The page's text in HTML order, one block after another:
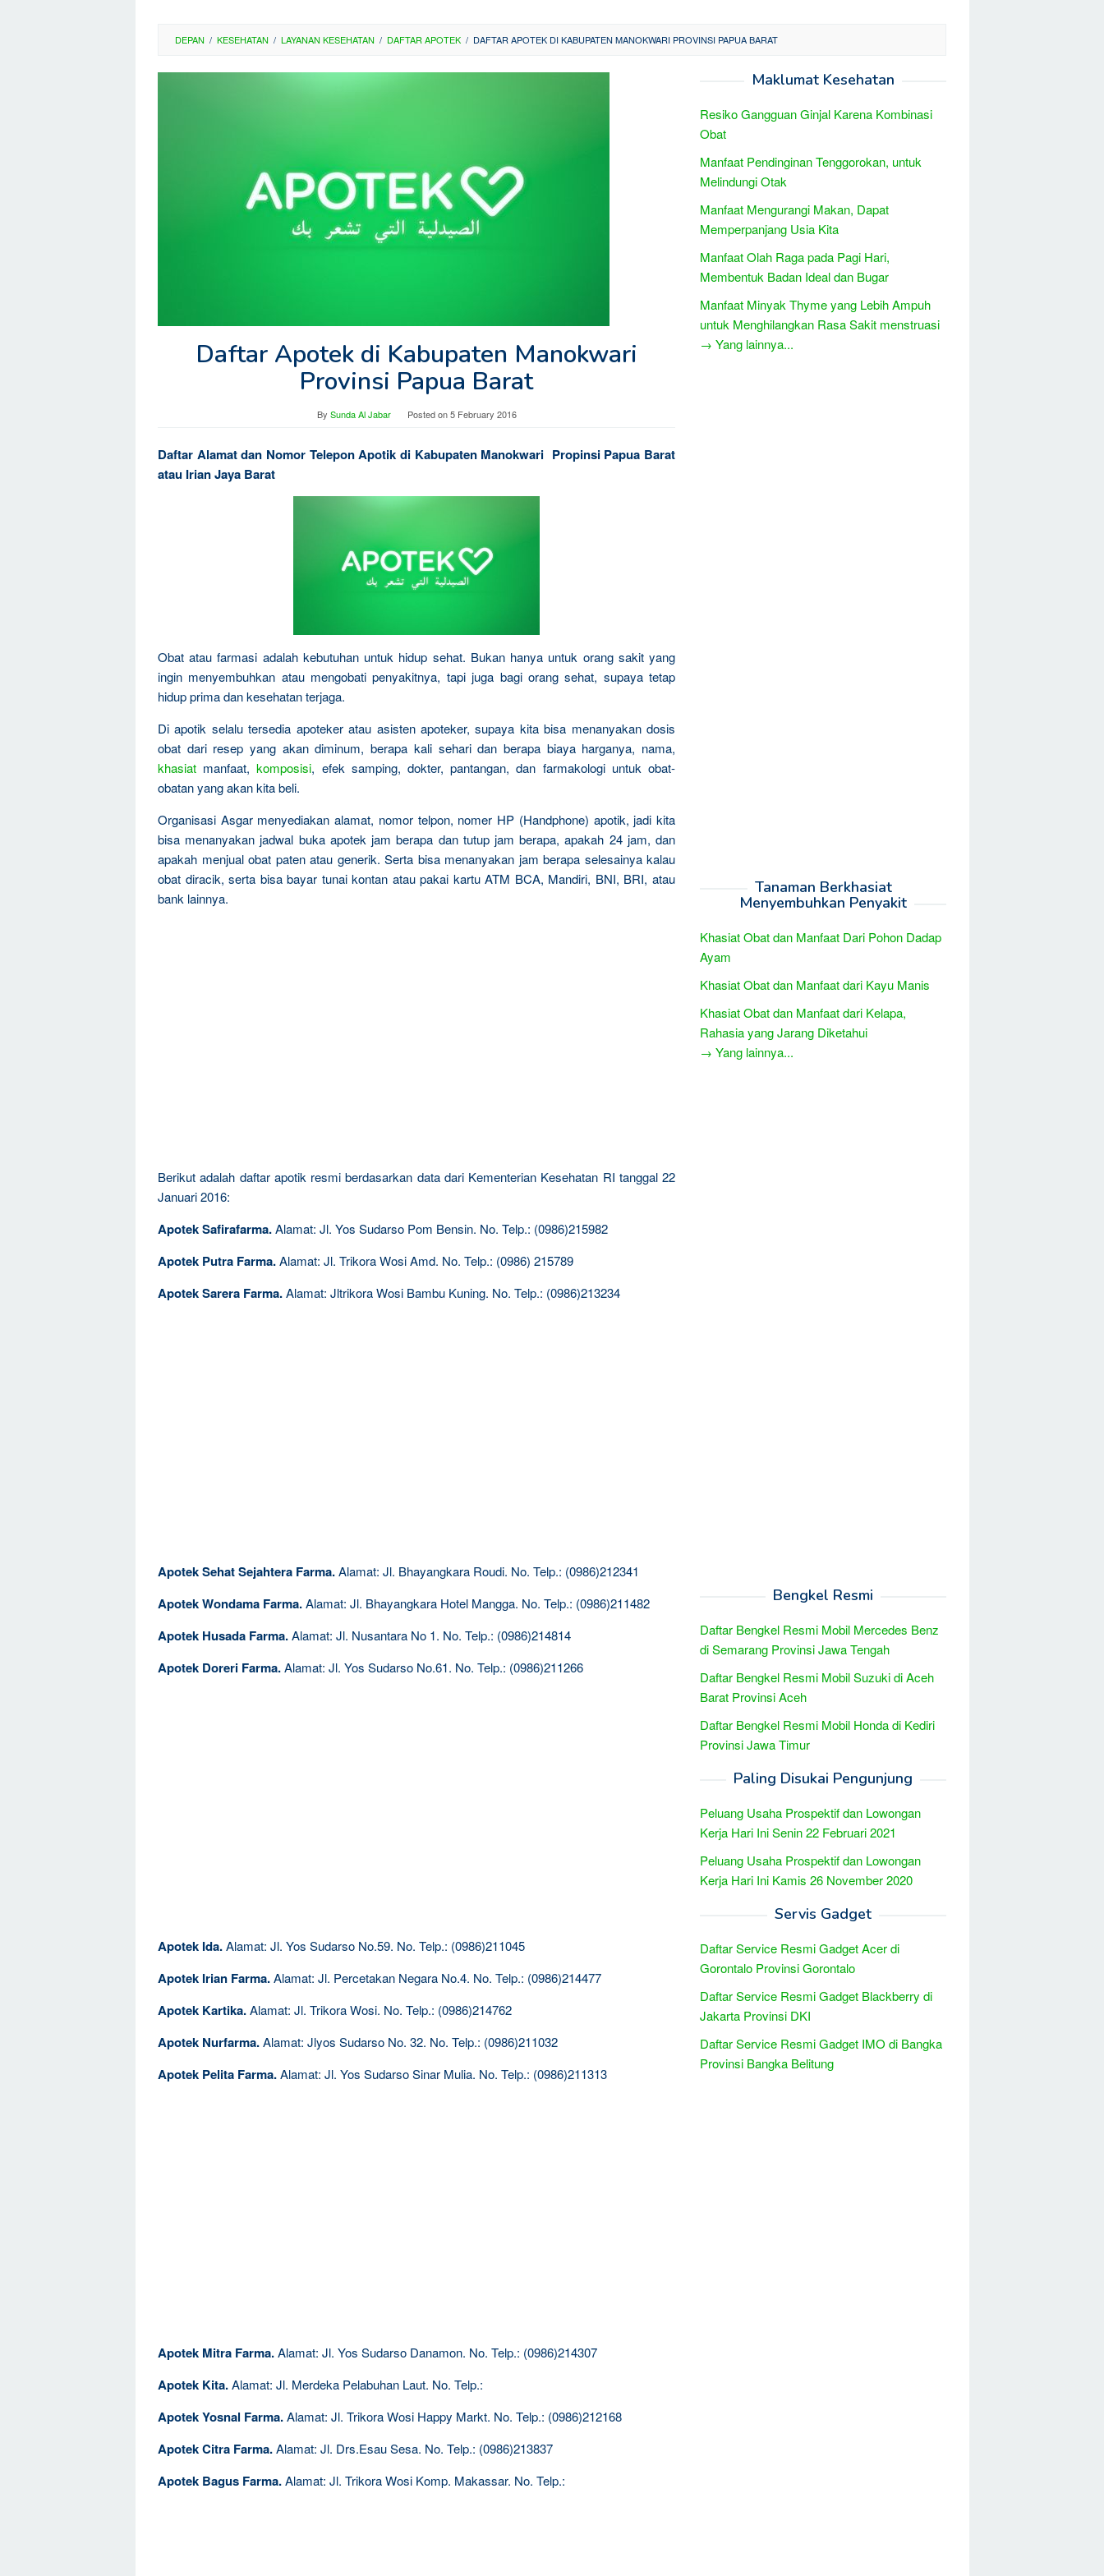
DEPAN / KESEHATAN / LAYANAN KESEHATAN / DAFTAR APOTEK / DAFTAR APOTEK DI KABUPATEN MANOKWARI PROVINSI PAPUA BARAT
Daftar Apotek di Kabupaten Manokwari
Provinsi Papua Barat
By Sunda Al Jabar Posted on5 February 2016
Daftar Alamat dan Nomor Telepon Apotik di Kabupaten Manokwari Propinsi Papua Barat
atau Irian Jaya Barat
Obat atau farmasi adalah kebutuhan untuk hidup sehat. Bukan hanya untuk orang sakit yang
ingin menyembuhkan atau mengobati penyakitnya, tapi juga bagi orang sehat, supaya tetap
hidup prima dan kesehatan terjaga.
Di apotik selalu tersedia apoteker atau asisten apoteker, supaya kita bisa menanyakan dosis
obat dari resep yang akan diminum, berapa kali sehari dan berapa biaya harganya, nama,
khasiat manfaat,komposisi, efek samping, dokter, pantangan, dan farmakologi untuk obat-
obatan yang akan kita beli.
Organisasi Asgar menyediakan alamat, nomor telpon, nomer HP (Handphone) apotik, jadi kita
bisa menanyakan jadwal buka apotek jam berapa dan tutup jam berapa, apakah 24 jam, dan
apakah menjual obat paten atau generik. Serta bisa menanyakan jam berapa selesainya kalau
obat diracik, serta bisa bayar tunai kontan atau pakai kartu ATM BCA, Mandiri, BNI, BRI, atau
bank lainnya.
Berikut adalah daftar apotik resmi berdasarkan data dari Kementerian Kesehatan RI tanggal 22
Januari 2016:
Apotek Safirafarma.Alamat: Jl. Yos Sudarso Pom Bensin. No. Telp.: (0986)215982
Apotek Putra Farma.Alamat: Jl. Trikora Wosi Amd. No. Telp.: (0986) 215789
Apotek Sarera Farma.Alamat: Jltrikora Wosi Bambu Kuning. No. Telp.: (0986)213234
Apotek Sehat Sejahtera Farma.Alamat: Jl. Bhayangkara Roudi. No. Telp.: (0986)212341
Apotek Wondama Farma.Alamat: Jl. Bhayangkara Hotel Mangga. No. Telp.: (0986)211482
Apotek Husada Farma.Alamat: Jl. Nusantara No 1. No. Telp.: (0986)214814
Apotek Doreri Farma.Alamat: Jl. Yos Sudarso No.61. No. Telp.: (0986)211266
Apotek Ida.Alamat: Jl. Yos Sudarso No.59. No. Telp.: (0986)211045
Apotek Irian Farma.Alamat: Jl. Percetakan Negara No.4. No. Telp.: (0986)214477
Apotek Kartika.Alamat: Jl. Trikora Wosi. No. Telp.: (0986)214762
Apotek Nurfarma.Alamat: Jlyos Sudarso No. 32. No. Telp.: (0986)211032
Apotek Pelita Farma.Alamat: Jl. Yos Sudarso Sinar Mulia. No. Telp.: (0986)211313
Apotek Mitra Farma.Alamat: Jl. Yos Sudarso Danamon. No. Telp.: (0986)214307
Apotek Kita.Alamat: Jl. Merdeka Pelabuhan Laut. No. Telp.:
Apotek Yosnal Farma.Alamat: Jl. Trikora Wosi Happy Markt. No. Telp.: (0986)212168
Apotek Citra Farma.Alamat: Jl. Drs.Esau Sesa. No. Telp.: (0986)213837
Apotek Bagus Farma.Alamat: Jl. Trikora Wosi Komp. Makassar. No. Telp.:
Maklumat Kesehatan
Resiko Gangguan Ginjal Karena Kombinasi
Obat
Manfaat Pendinginan Tenggorokan, untuk
Melindungi Otak
Manfaat Mengurangi Makan, Dapat
Memperpanjang Usia Kita
Manfaat Olah Raga pada Pagi Hari,
Membentuk Badan Ideal dan Bugar
Manfaat Minyak Thyme yang Lebih Ampuh
untuk Menghilangkan Rasa Sakit menstruasi
→ Yang lainnya...
Tanaman Berkhasiat
Menyembuhkan Penyakit
Khasiat Obat dan Manfaat Dari Pohon Dadap
Ayam
Khasiat Obat dan Manfaat dari Kayu Manis
Khasiat Obat dan Manfaat dari Kelapa,
Rahasia yang Jarang Diketahui
→ Yang lainnya...
Bengkel Resmi
Daftar Bengkel Resmi Mobil Mercedes Benz
di Semarang Provinsi Jawa Tengah
Daftar Bengkel Resmi Mobil Suzuki di Aceh
Barat Provinsi Aceh
Daftar Bengkel Resmi Mobil Honda di Kediri
Provinsi Jawa Timur
Paling Disukai Pengunjung
Peluang Usaha Prospektif dan Lowongan
Kerja Hari Ini Senin 22 Februari 2021
Peluang Usaha Prospektif dan Lowongan
Kerja Hari Ini Kamis 26 November 2020
Servis Gadget
Daftar Service Resmi Gadget Acer di
Gorontalo Provinsi Gorontalo
Daftar Service Resmi Gadget Blackberry di
Jakarta Provinsi DKI
Daftar Service Resmi Gadget IMO di Bangka
Provinsi Bangka Belitung